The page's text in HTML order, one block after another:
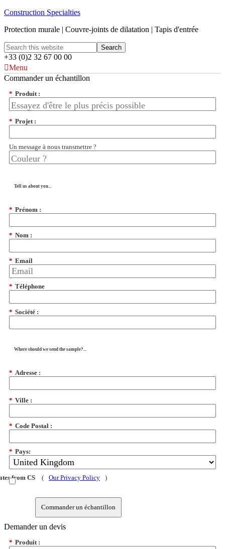
Construction Specialties
Protection murale | Couvre-joints de dilatation | Tapis d'entrée
+33 (0)2 32 67 00 00
Menu
Commander un échantillon
* Produit :
* Projet :
Un message à nous transmettre ?
Tell us about you...
* Prénom :
* Nom :
* Email
* Téléphone
* Société :
Where should we send the sample?...
* Adresse :
* Ville :
* Code Postal :
* Pays:
from CS ( Our Privacy Policy )
Commander un échantillon
Demander un devis
* Produit :